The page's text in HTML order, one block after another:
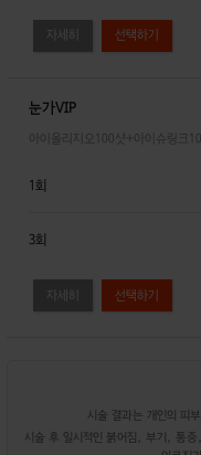
자세히
눈가VIP
아이올리지오100샷+아이슈링크
자세히
1회
3회
시술 결과는 개인의 피
시술 후 일시적인 붉어짐, 부기, 통